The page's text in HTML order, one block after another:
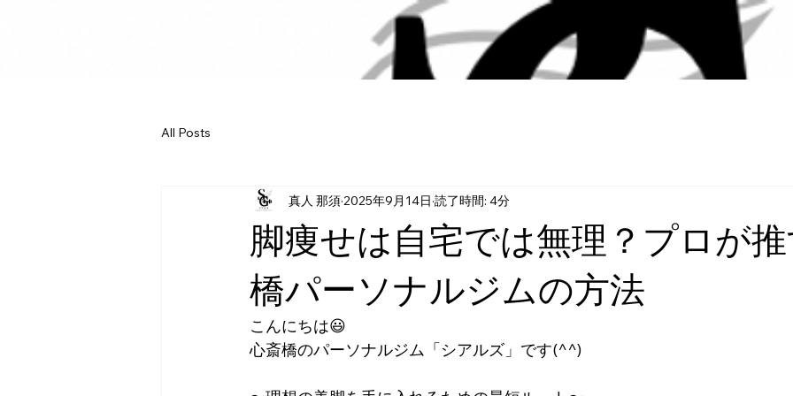
All Posts
脚痩せは自宅では無理？プロが
橋パーソナルジムの方法
真人 那須 2025年9月14日 読了時間: 4分
こんにちは😃
心斎橋のパーソナルジム「シアルズ」です(^^)